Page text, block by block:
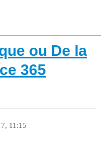
ou De la
365
11:15